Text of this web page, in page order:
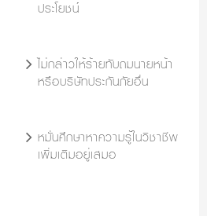
ประโยชน์
ไม่กล่าวให้ร้ายทับถมนายหน้า
หรือบริษัทประกันภัยอื่น
หมั่นศึกษาหาความรู้ในวิชาชีพ
เพิ่มเติมอยู่เสมอ